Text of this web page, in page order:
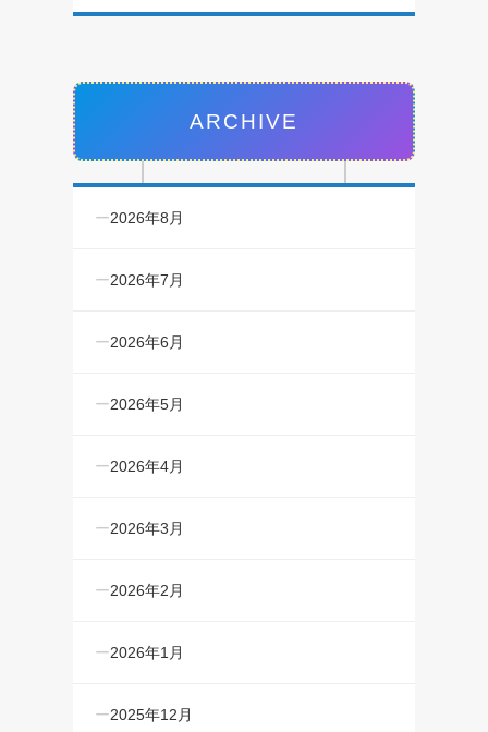
ARCHIVE
2026年8月
2026年7月
2026年6月
2026年5月
2026年4月
2026年3月
2026年2月
2026年1月
2025年12月